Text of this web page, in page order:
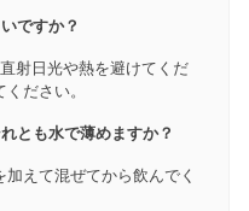
ですか？
射日光や熱を避けてくだ
ださい。
とも水で薄めますか？
えて混ぜてから飲んでく